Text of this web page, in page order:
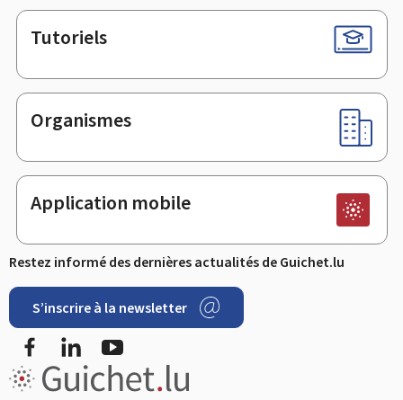
Tutoriels
Organismes
Application mobile
Restez informé des dernières actualités de Guichet.lu
S’inscrire à la newsletter
FacebookLinkedIn